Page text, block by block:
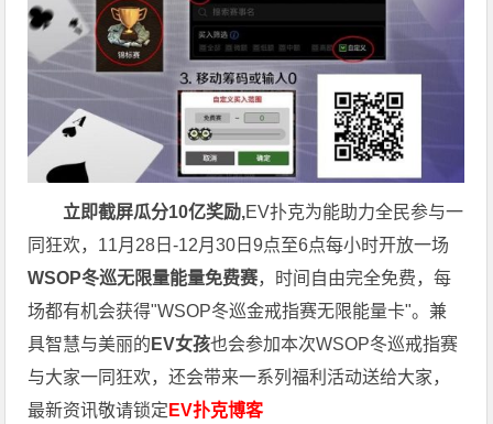
立即截屏瓜分10亿奖励,EV扑克为能助力全民参与一
同狂欢，11月28日-12月30日9点至6点每小时开放一场
WSOP冬巡无限量能量免费赛，时间自由完全免费，每
场都有机会获得"WSOP冬巡金戒指赛无限能量卡"。兼
具智慧与美丽的 EV女孩也会参加本次WSOP冬巡戒指赛
与大家一同狂欢，还会带来一系列福利活动送给大家，
最新资讯敬请锁定 EV扑克博客